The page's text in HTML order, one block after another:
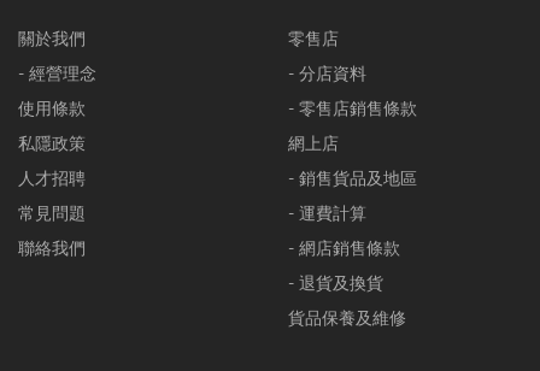
關於我們
- 經營理念
使用條款
私隱政策
人才招聘
常見問題
聯絡我們
零售店
- 分店資料
- 零售店銷售條款
網上店
- 銷售貨品及地區
- 運費計算
- 網店銷售條款
- 退貨及換貨
貨品保養及維修